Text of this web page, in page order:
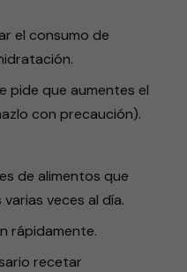
el consumo de
pide que aumentes el
con precaución).
de alimentos que
veces al día.
rápidamente.
recetar